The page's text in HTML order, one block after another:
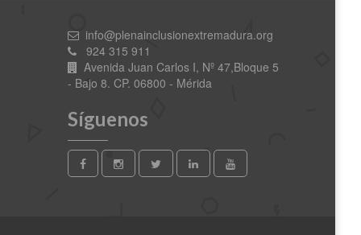
info@plenainclusionextremadura.org
924 315 911
Avenida Juan Carlos I, Nº 47,Bloque 5
- Bajo 8. CP. 06800 - Mérida
Síguenos